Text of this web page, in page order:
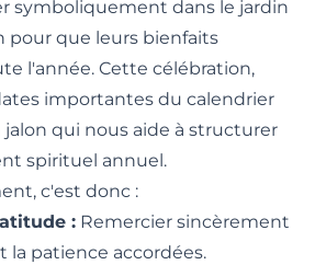
symboliquement dans le jardin
pour que leurs bienfaits
l'année. Cette célébration,
importantes du calendrier
jalon qui nous aide à structurer
spirituel annuel.
c'est donc :
: Remercier sincèrement
la patience accordées.